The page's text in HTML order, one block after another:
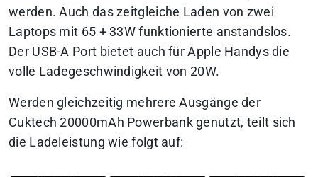
werden. Auch das zeitgleiche Laden von zwei
Laptops mit 65 + 33W funktionierte anstandslos.
Der USB-A Port bietet auch für Apple Handys die
volle Ladegeschwindigkeit von 20W.
Werden gleichzeitig mehrere Ausgänge der
Cuktech 20000mAh Powerbank genutzt, teilt sich
die Ladeleistung wie folgt auf: